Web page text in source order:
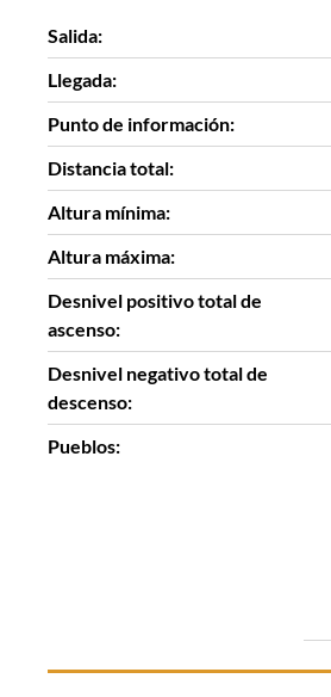
Salida:
Llegada:
Punto de información:
Distancia total:
Altura mínima:
Altura máxima:
Desnivel positivo total de
ascenso:
Desnivel negativo total de
descenso:
Pueblos: